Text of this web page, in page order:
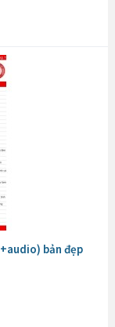
bản đẹp